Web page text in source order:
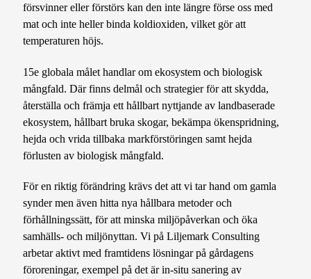
försvinner eller förstörs kan den inte längre förse oss med
mat och inte heller binda koldioxiden, vilket gör att
temperaturen höjs.
15e globala målet handlar om ekosystem och biologisk
mångfald. Där finns delmål och strategier för att skydda,
återställa och främja ett hållbart nyttjande av landbaserade
ekosystem, hållbart bruka skogar, bekämpa ökenspridning,
hejda och vrida tillbaka markförstöringen samt hejda
förlusten av biologisk mångfald.
För en riktig förändring krävs det att vi tar hand om gamla
synder men även hitta nya hållbara metoder och
förhållningssätt, för att minska miljöpåverkan och öka
samhälls- och miljönyttan. Vi på Liljemark Consulting
arbetar aktivt med framtidens lösningar på gårdagens
föroreningar, exempel på det är in-situ sanering av